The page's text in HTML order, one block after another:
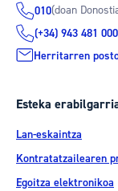
010(doan
(+34) 943 481 000
Herritarren
Esteka
Lan-eskaintza
Kontratatzailearen
Egoitza elektronikoa